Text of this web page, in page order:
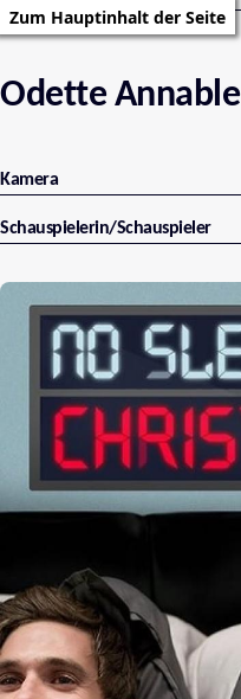
Zum Hauptinhalt der Seite
Odette Annable
Kamera
Schauspielerin/Schauspieler